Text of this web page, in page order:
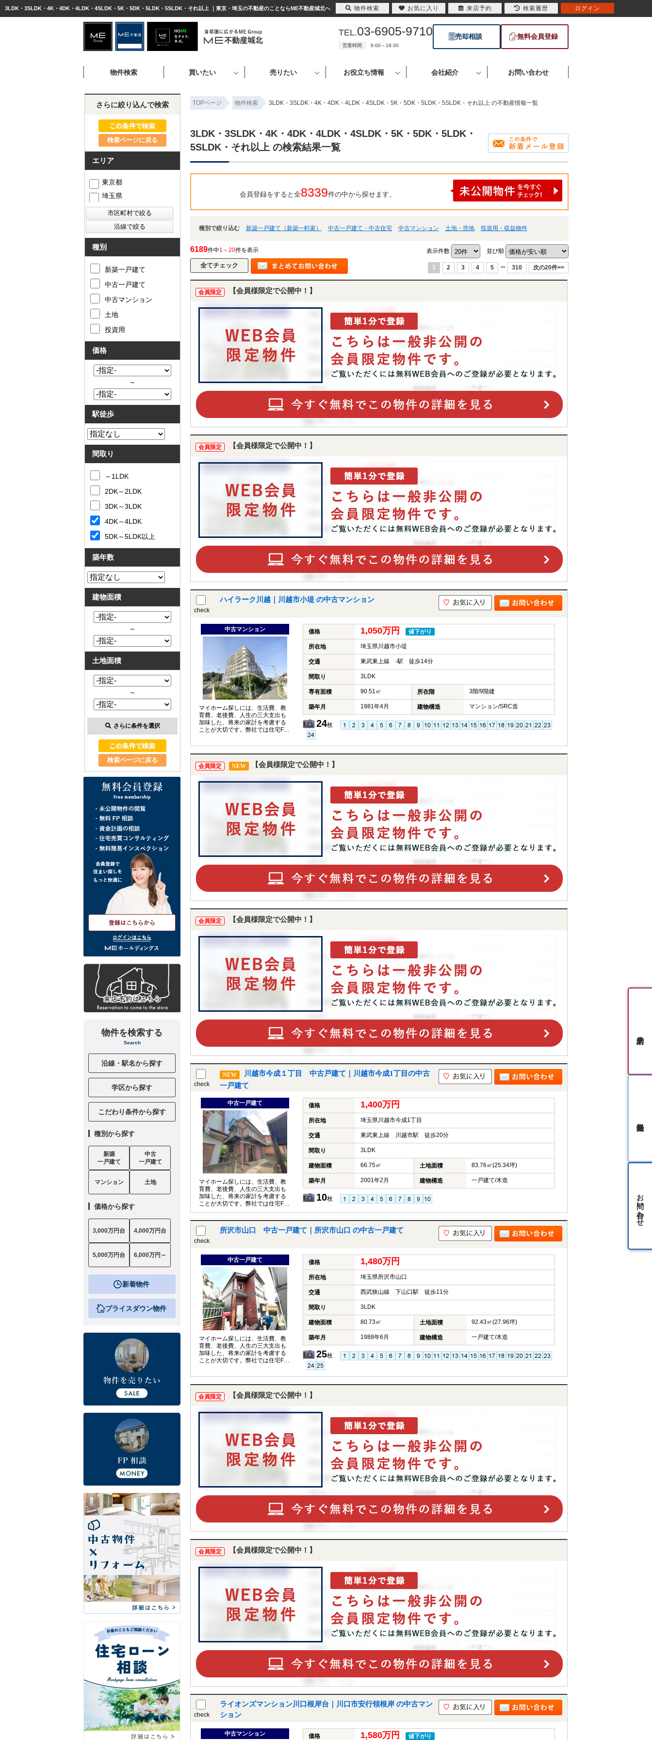
3LDK・3SLDK・4K・4DK・4LDK・4SLDK・5K・5DK・5LDK・5SLDK・それ以上 ｜東京・埼玉の不動産のことならME不動産城北へ
TEL.03-6905-9710
営業時間 9:00～18:30
売却相談 無料会員登録
物件検索 買いたい 売りたい お役立ち情報 会社紹介 お問い合わせ
TOPページ 物件検索 3LDK・3SLDK・4K・4DK・4LDK・4SLDK・5K・5DK・5LDK・5SLDK・それ以上 の不動産情報一覧
3LDK・3SLDK・4K・4DK・4LDK・4SLDK・5K・5DK・5LDK・
5SLDK・それ以上 の検索結果一覧
会員登録をすると全8339件の中から探せます。
種別で絞り込む 新築一戸建て（新築一軒家） 中古一戸建て・中古住宅 中古マンション 土地・売地 投資用・収益物件
6189件中1～20件を表示 表示件数 並び順
1 2 3 4 5 ... 310 次の20件>>
会員限定 【会員様限定で公開中！】
会員限定 【会員様限定で公開中！】
check
ハイラーク川越｜川越市小堤 の中古マンション
中古マンション
マイホーム探しには、生活費、教
育費、老後費、人生の三大支出も
加味した、将来の家計を考慮する
ことが大切です。弊社では住宅FP
価格 1,050万円 値下がり
所在地 埼玉県川越市小堤
交通 東武東上線 -駅 徒歩14分
間取り 3LDK
専有面積 90.51㎡ 所在階 3階/9階建
築年月 1981年4月 建物構造 マンション/SRC造
24枚
会員限定 NEW 【会員様限定で公開中！】
会員限定 【会員様限定で公開中！】
check
NEW
川越市今成１丁目 中古戸建て｜川越市今成1丁目の中古
一戸建て
中古一戸建て
マイホーム探しには、生活費、教
育費、老後費、人生の三大支出も
加味した、将来の家計を考慮する
ことが大切です。弊社では住宅FP
実施します。
価格 1,400万円
所在地 埼玉県川越市今成1丁目
交通 東武東上線 川越市駅 徒歩20分
間取り 3LDK
建物面積 66.75㎡ 土地面積 83.76㎡(25.34坪)
築年月 2001年2月 建物構造 一戸建て/木造
10枚
check
所沢市山口 中古一戸建て｜所沢市山口 の中古一戸建て
中古一戸建て
マイホーム探しには、生活費、教
育費、老後費、人生の三大支出も
加味した、将来の家計を考慮する
ことが大切です。弊社では住宅FP
価格 1,480万円
所在地 埼玉県所沢市山口
交通 西武狭山線 下山口駅 徒歩11分
間取り 3LDK
建物面積 80.73㎡ 土地面積 92.43㎡(27.96坪)
築年月 1988年6月 建物構造 一戸建て/木造
25枚
会員限定 【会員様限定で公開中！】
会員限定 【会員様限定で公開中！】
check
ライオンズマンション川口根岸台｜川口市安行領根岸 の中古マン
ション
中古マンション 価格 1,580万円 値下がり
さらに絞り込んで検索
検索ページに戻る
エリア
東京都
埼玉県
種別
新築一戸建て
中古一戸建て
中古マンション
土地
投資用
価格
～
駅徒歩
間取り
～1LDK
2DK～2LDK
3DK～3LDK
4DK～4LDK
5DK～5LDK以上
築年数
建物面積
～
土地面積
～
さらに条件を選択
検索ページに戻る
ログインはこちら
物件を検索する
Search
沿線・駅名から探す
学区から探す
こだわり条件から探す
種別から探す
新築
一戸建て
中古
一戸建て
マンション 土地
価格から探す
3,000万円台 4,000万円台
5,000万円台 6,000万円～
新着物件
プライスダウン物件
物件検索 お気に入り 来店予約 検索履歴 ログイン
お問い合わせ